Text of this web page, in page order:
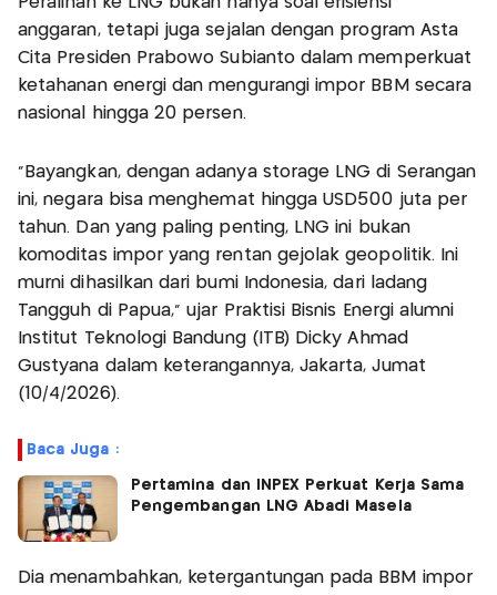
anggaran, tetapi juga sejalan dengan program Asta
Cita Presiden Prabowo Subianto dalam memperkuat
ketahanan energi dan mengurangi impor BBM secara
nasional hingga 20 persen.
"Bayangkan, dengan adanya storage LNG di Serangan
ini, negara bisa menghemat hingga USD500 juta per
tahun. Dan yang paling penting, LNG ini bukan
komoditas impor yang rentan gejolak geopolitik. Ini
murni dihasilkan dari bumi Indonesia, dari ladang
Tangguh di Papua," ujar Praktisi Bisnis Energi alumni
Institut Teknologi Bandung (ITB) Dicky Ahmad
Gustyana dalam keterangannya, Jakarta, Jumat
(10/4/2026).
Baca Juga :
Pertamina dan INPEX Perkuat Kerja Sama
Pengembangan LNG Abadi Masela
Dia menambahkan, ketergantungan pada BBM impor